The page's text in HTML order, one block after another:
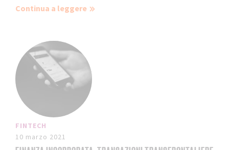
Continua a leggere
FINTECH
10 marzo 2021